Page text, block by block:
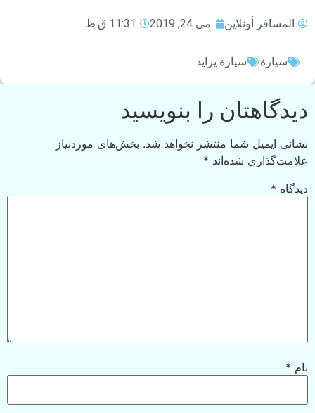
المسافر أونلاين می 24, 2019 11:31 ق.ظ
سيارة سيارة پراید
دیدگاهتان را بنویسید
نشانی ایمیل شما منتشر نخواهد شد. بخش‌های موردنیاز
علامت‌گذاری شده‌اند *
دیدگاه *
نام *